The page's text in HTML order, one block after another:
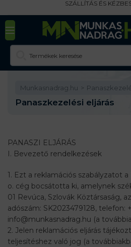
SZÁLLÍTÁS ÉS
Munkasnadrag.hu
Panaszkezelési eljárás
PANASZI ELJÁRÁS
I. Bevezető rendelkezések
1. Ezt a reklamációs szabályzatot
o. cég bocsátotta ki, amelynek
01 Revúca, Szlovák Köztársaság,
adószám: SK2023479128, telefon:
info@munkasnadrag.hu (a
2. Jelen reklamációs eljárás
teljesítéshez való jog (a